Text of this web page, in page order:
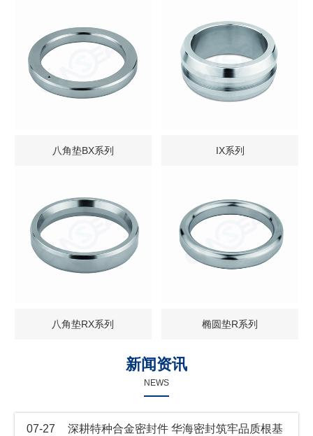
八角垫BX系列 IX系列
八角垫RX系列 椭圆垫R系列
新闻资讯
NEWS
07-27 深耕特种合金密封件 华海密封筑牢品质根基